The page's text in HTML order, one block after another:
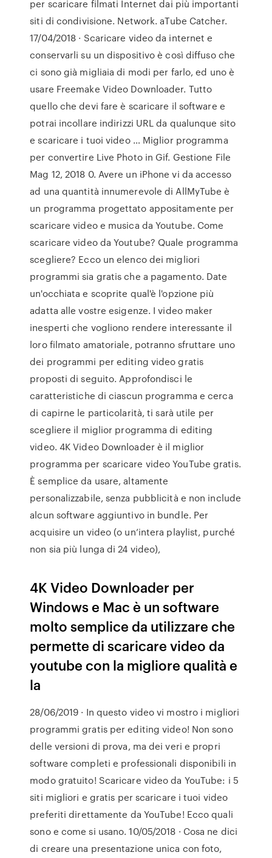
per scaricare filmati Internet dai più importanti
siti di condivisione. Network. aTube Catcher.
17/04/2018 · Scaricare video da internet e
conservarli su un dispositivo è così diffuso che
ci sono già migliaia di modi per farlo, ed uno è
usare Freemake Video Downloader. Tutto
quello che devi fare è scaricare il software e
potrai incollare indirizzi URL da qualunque sito
e scaricare i tuoi video … Miglior programma
per convertire Live Photo in Gif. Gestione File
Mag 12, 2018 0. Avere un iPhone vi da accesso
ad una quantità innumerevole di AllMyTube è
un programma progettato appositamente per
scaricare video e musica da Youtube. Come
scaricare video da Youtube? Quale programma
scegliere? Ecco un elenco dei migliori
programmi sia gratis che a pagamento. Date
un'occhiata e scoprite qual'è l'opzione più
adatta alle vostre esigenze. I video maker
inesperti che vogliono rendere interessante il
loro filmato amatoriale, potranno sfruttare uno
dei programmi per editing video gratis
proposti di seguito. Approfondisci le
caratteristiche di ciascun programma e cerca
di capirne le particolarità, ti sarà utile per
scegliere il miglior programma di editing
video. 4K Video Downloader è il miglior
programma per scaricare video YouTube gratis.
È semplice da usare, altamente
personalizzabile, senza pubblicità e non include
alcun software aggiuntivo in bundle. Per
acquisire un video (o un’intera playlist, purché
non sia più lunga di 24 video),
4K Video Downloader per
Windows e Mac è un software
molto semplice da utilizzare che
permette di scaricare video da
youtube con la migliore qualità e
la
28/06/2019 · In questo video vi mostro i migliori
programmi gratis per editing video! Non sono
delle versioni di prova, ma dei veri e propri
software completi e professionali disponibili in
modo gratuito! Scaricare video da YouTube: i 5
siti migliori e gratis per scaricare i tuoi video
preferiti direttamente da YouTube! Ecco quali
sono e come si usano. 10/05/2018 · Cosa ne dici
di creare una presentazione unica con foto,